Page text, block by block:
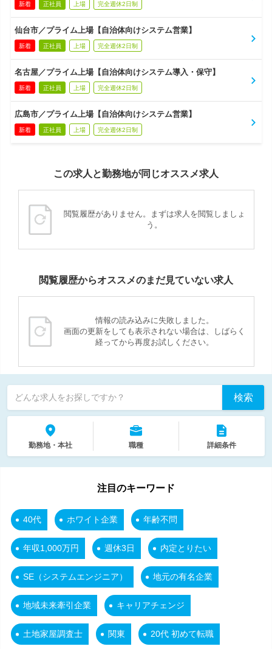
新着 正社員 上場 完全週休2日制
仙台市／プライム上場【自治体向けシステム営業】
新着 正社員 上場 完全週休2日制
名古屋／プライム上場【自治体向けシステム導入・保守】
新着 正社員 上場 完全週休2日制
広島市／プライム上場【自治体向けシステム営業】
新着 正社員 上場 完全週休2日制
この求人と勤務地が同じオススメ求人
閲覧履歴がありません。まずは求人を閲覧しましょ
う。
閲覧履歴からオススメのまだ見ていない求人
情報の読み込みに失敗しました。
画面の更新をしても表示されない場合は、しばらく
経ってから再度お試しください。
どんな求人をお探しですか？ 検索
勤務地・本社 職種 詳細条件
注目のキーワード
40代 ホワイト企業 年齢不問
年収1,000万円 週休3日 内定とりたい
SE（システムエンジニア） 地元の有名企業
地域未来牽引企業 キャリアチェンジ
土地家屋調査士 関東 20代 初めて転職